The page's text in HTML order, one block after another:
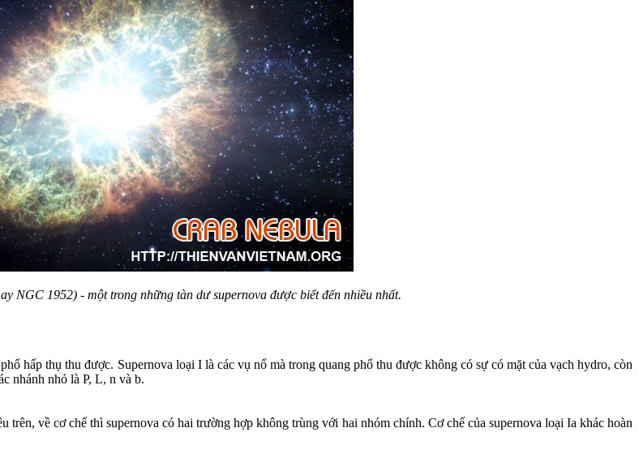
NGC 1952) - một trong những tàn dư supernova được biết đến nhiều nhất.
hấp thụ thu được. Supernova loại I là các vụ nổ mà trong quang phổ thu được không có sự có mặt của vạch hydro, còn
nhánh nhỏ là P, L, n và b.
trên, về cơ chế thì supernova có hai trường hợp không trùng với hai nhóm chính. Cơ chế của supernova loại Ia khác hoàn